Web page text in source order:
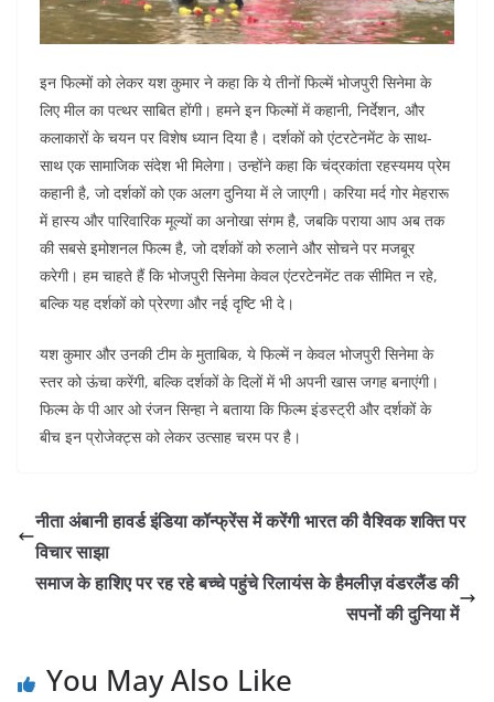
इन फिल्मों को लेकर यश कुमार ने कहा कि ये तीनों फिल्में भोजपुरी सिनेमा के
लिए मील का पत्थर साबित होंगी। हमने इन फिल्मों में कहानी, निर्देशन, और
कलाकारों के चयन पर विशेष ध्यान दिया है। दर्शकों को एंटरटेनमेंट के साथ-
साथ एक सामाजिक संदेश भी मिलेगा। उन्होंने कहा कि चंद्रकांता रहस्यमय प्रेम
कहानी है, जो दर्शकों को एक अलग दुनिया में ले जाएगी। करिया मर्द गोर मेहरारू
में हास्य और पारिवारिक मूल्यों का अनोखा संगम है, जबकि पराया आप अब तक
की सबसे इमोशनल फिल्म है, जो दर्शकों को रुलाने और सोचने पर मजबूर
करेगी। हम चाहते हैं कि भोजपुरी सिनेमा केवल एंटरटेनमेंट तक सीमित न रहे,
बल्कि यह दर्शकों को प्रेरणा और नई दृष्टि भी दे।
यश कुमार और उनकी टीम के मुताबिक, ये फिल्में न केवल भोजपुरी सिनेमा के
स्तर को ऊंचा करेंगी, बल्कि दर्शकों के दिलों में भी अपनी खास जगह बनाएंगी।
फिल्म के पी आर ओ रंजन सिन्हा ने बताया कि फिल्म इंडस्ट्री और दर्शकों के
बीच इन प्रोजेक्ट्स को लेकर उत्साह चरम पर है।
नीता अंबानी हावर्ड इंडिया कॉन्फ्रेंस में करेंगी भारत की वैश्विक शक्ति पर
विचार साझा
समाज के हाशिए पर रह रहे बच्चे पहुंचे रिलायंस के हैमलीज़ वंडरलैंड की
सपनों की दुनिया में
You May Also Like